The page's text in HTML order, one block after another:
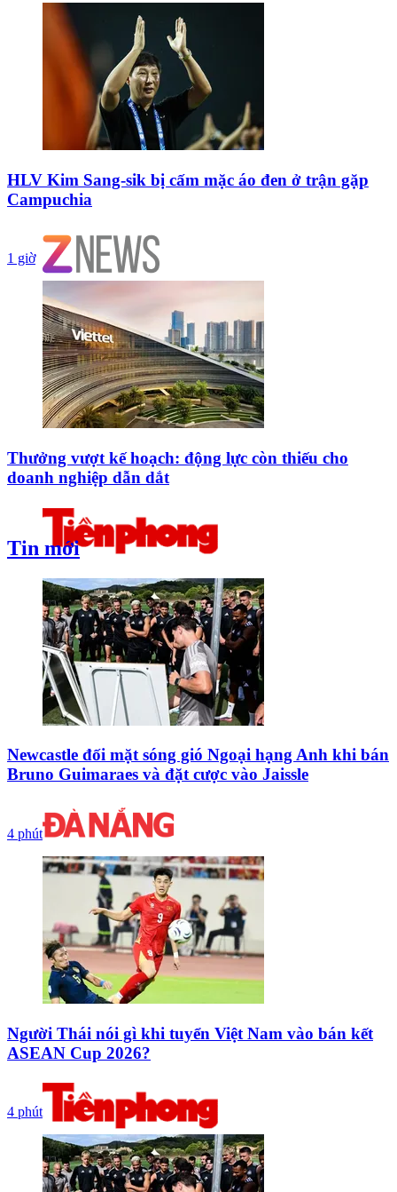
HLV Kim Sang-sik bị cấm mặc áo đen ở trận gặp
Campuchia
1 giờ
Thưởng vượt kế hoạch: động lực còn thiếu cho
doanh nghiệp dẫn dắt
Tin mới
Newcastle đối mặt sóng gió Ngoại hạng Anh khi bán
Bruno Guimaraes và đặt cược vào Jaissle
4 phút
Người Thái nói gì khi tuyển Việt Nam vào bán kết
ASEAN Cup 2026?
4 phút